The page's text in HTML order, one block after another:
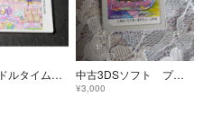
3DS アイドルタイムプリパラ 夢オールスターライブ! 中古3DSソフト プリティーリズム・レインボーライブ・きらきらマイ☆デザイン
¥3,000